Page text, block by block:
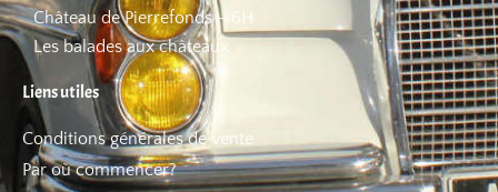
Château de Pierrefonds – 6H
Les balades aux châteaux
Liens utiles
Conditions générales de vente
Par où commencer?